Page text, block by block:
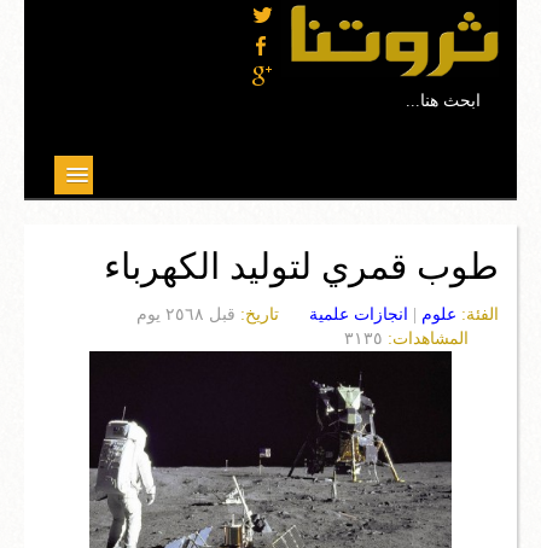
...ابحث هنا
علوم
تربية وتعليم
صحة
ثقافة
مجتمع
طوب قمري لتوليد الكهرباء
الفئة: علوم انجازات علمية تاريخ: قبل ٢٥٦٨ يوم
المشاهدات: